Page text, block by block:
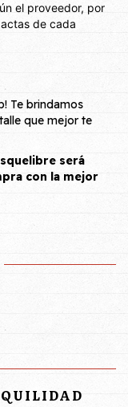
el proveedor, por
de cada
Te brindamos
que mejor te
será
con la mejor